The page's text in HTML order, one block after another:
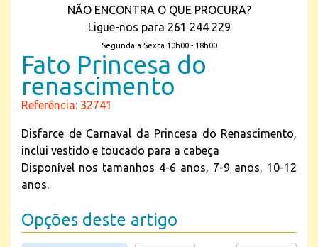
NÃO ENCONTRA O QUE PROCURA?
Ligue-nos para 261 244 229
Segunda a Sexta 10h00 - 18h00
Fato Princesa do
renascimento
Referência: 32741
Disfarce de Carnaval da Princesa do Renascimento,
inclui vestido e toucado para a cabeça
Disponível nos tamanhos 4-6 anos, 7-9 anos, 10-12
anos.
Opções deste artigo